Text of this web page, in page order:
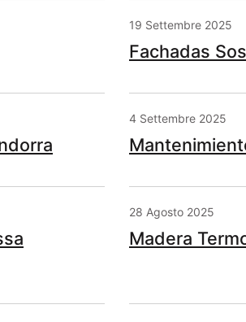
19 Settembre 2025
Fachadas
4 Settembre 2025
28 Agosto 2025
Madera